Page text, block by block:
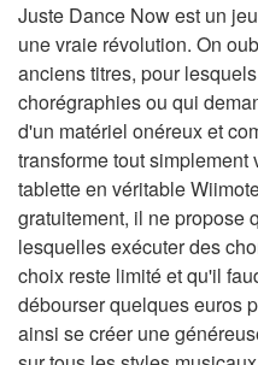
Juste Dance Now est un
une vraie révolution. On
anciens titres, pour
chorégraphies ou qui
d'un matériel onéreux et
transforme tout
tablette en véritable
gratuitement, il ne propose
lesquelles exécuter des
choix reste limité et qu'il
débourser quelques euros
ainsi se créer une